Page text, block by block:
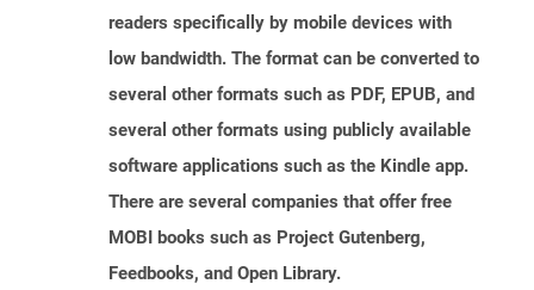
readers specifically by mobile devices with
low bandwidth. The format can be converted to
several other formats such as PDF, EPUB, and
several other formats using publicly available
software applications such as the Kindle app.
There are several companies that offer free
MOBI books such as Project Gutenberg,
Feedbooks, and Open Library.